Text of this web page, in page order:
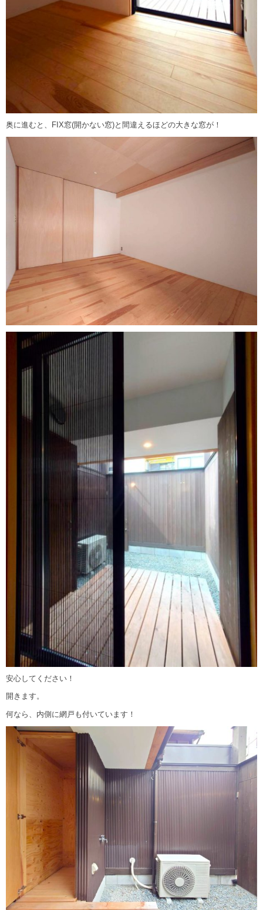
奥に進むと、FIX窓(開かない窓)と間違えるほどの大きな窓が！
安心してください！
開きます。
何なら、内側に網戸も付いています！